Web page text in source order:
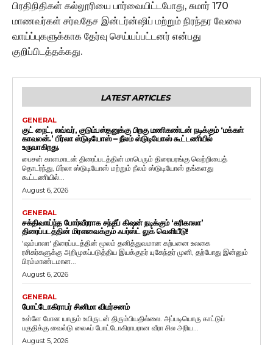
பிரதிநிதிகள் கல்லூரியை பார்வையிட்டபோது, சுமார் 170
மாணவர்கள் சர்வதேச இன்டர்ன்ஷிப் மற்றும் நிரந்தர வேலை
வாய்ப்புகளுக்காக தேர்வு செய்யப்பட்டனர் என்பது
குறிப்பிடத்தக்கது.
LATEST ARTICLES
GENERAL
குட் நைட், லவ்வர், குடும்பஸ்தனுக்கு பிறகு மணிகண்டன் நடிக்கும் ‘மக்கள்
காவலன்.’ பிர்லா ஸ்டுடியோஸ் – நீலம் ஸ்டுடியோஸ் கூட்டணியில்
உருவாகிறது.
பைசன் காளமாடன் திரைப்படத்தின் மாபெரும் திரையரங்கு வெற்றியைத்
தொடர்ந்து, பிர்லா ஸ்டுடியோஸ் மற்றும் நீலம் ஸ்டுடியோஸ் தங்களது
கூட்டணியில்...
August 6, 2026
GENERAL
சக்திவாய்ந்த போர்வீரராக சந்தீப் கிஷன் நடிக்கும் ‘கரிகாலா’
திரைப்படத்தின் மிரளவைக்கும் ஃபர்ஸ்ட் லுக் வெளியீடு!
'ஷம்பாலா' திரைப்படத்தின் மூலம் தனித்துவமான கற்பனை உலகை
ரசிகர்களுக்கு அறிமுகப்படுத்திய இயக்குநர் யுகேந்தர் முனி, தற்போது இன்னும்
பிரம்மாண்டமான...
August 6, 2026
GENERAL
போட்டோகிராபர் சினிமா விமர்சனம்
உள்ளே போன யாரும் உயிருடன் திரும்பியதில்லை. அப்படியொரு காட்டுப்
பகுதிக்கு வைல்டு லைஃப் போட்டோகிராபரான வீரா சில அரிய...
August 5, 2026